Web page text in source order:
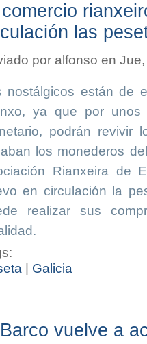
las
por alfonso en
nostálgicos están de
ya que por
podrán revivir
los monederos
Rianxeira de
en circulación la
realizar sus
| Galicia
vuelve a